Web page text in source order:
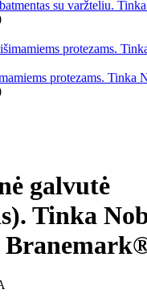
su varžteliu.
protezams. Tinka
galvutė
Tinka